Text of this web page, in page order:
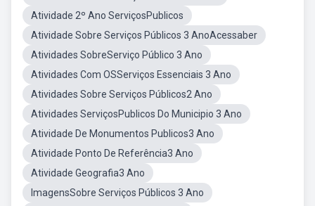
Atividade 2º Ano ServiçosPublicos
Atividade Sobre Serviços Públicos 3 AnoAcessaber
Atividades SobreServiço Público 3 Ano
Atividades Com OSServiços Essenciais 3 Ano
Atividades Sobre Serviços Públicos2 Ano
Atividades ServiçosPublicos Do Municipio 3 Ano
Atividade De Monumentos Publicos3 Ano
Atividade Ponto De Referência3 Ano
Atividade Geografia3 Ano
ImagensSobre Serviços Públicos 3 Ano